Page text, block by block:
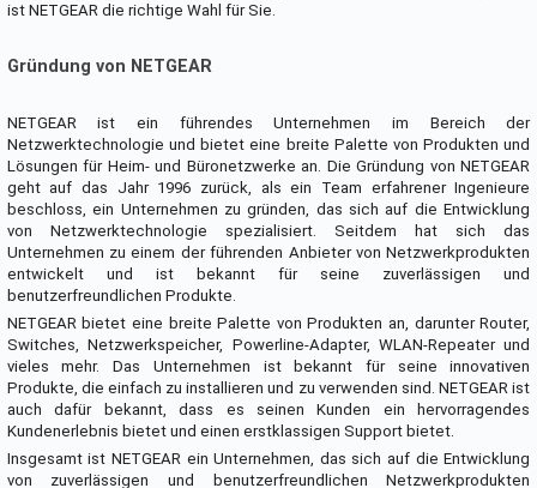
ist NETGEAR die richtige Wahl für Sie.
Gründung von NETGEAR
NETGEAR ist ein führendes Unternehmen im Bereich der
Netzwerktechnologie und bietet eine breite Palette von Produkten und
Lösungen für Heim- und Büronetzwerke an. Die Gründung von NETGEAR
geht auf das Jahr 1996 zurück, als ein Team erfahrener Ingenieure
beschloss, ein Unternehmen zu gründen, das sich auf die Entwicklung
von Netzwerktechnologie spezialisiert. Seitdem hat sich das
Unternehmen zu einem der führenden Anbieter von Netzwerkprodukten
entwickelt und ist bekannt für seine zuverlässigen und
benutzerfreundlichen Produkte.
NETGEAR bietet eine breite Palette von Produkten an, darunter Router,
Switches, Netzwerkspeicher, Powerline-Adapter, WLAN-Repeater und
vieles mehr. Das Unternehmen ist bekannt für seine innovativen
Produkte, die einfach zu installieren und zu verwenden sind. NETGEAR ist
auch dafür bekannt, dass es seinen Kunden ein hervorragendes
Kundenerlebnis bietet und einen erstklassigen Support bietet.
Insgesamt ist NETGEAR ein Unternehmen, das sich auf die Entwicklung
von zuverlässigen und benutzerfreundlichen Netzwerkprodukten